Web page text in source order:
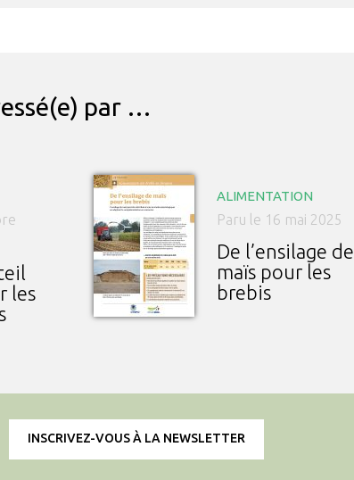
par …
les
ALIMENTATION
Paru le 16 mai 2025
De l’ensilage de
maïs pour les
brebis
INSCRIVEZ-VOUS À LA NEWSLETTER